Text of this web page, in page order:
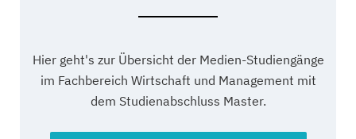
Hier geht's zur Übersicht der Medien-Studiengänge
im Fachbereich Wirtschaft und Management mit
dem Studienabschluss Master.